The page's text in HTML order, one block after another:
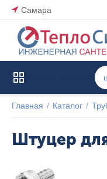
Самара
Главная / Каталог /
Штуцер
Указана